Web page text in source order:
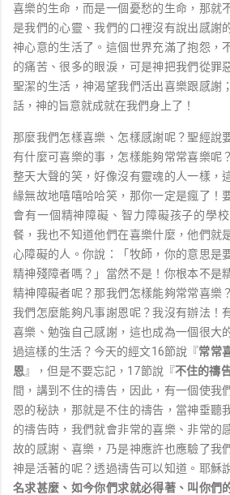
喜樂的生命，而是一個憂愁的生命，那就
是我們的心靈、我們的口裡沒有說出感謝
神心意的生活了。這個世界充滿了抱怨，
的痛苦、很多的眼淚，可是神把我們從罪
聖潔的生活，神渴望我們活出喜樂跟感謝
話，神的旨意就成就在我們身上了！
那麼我們怎樣喜樂、怎樣感謝呢？聖經說
有什麼可喜樂的事，怎樣能夠常常喜樂呢
整天大聲的笑，好像沒有靈魂的人一樣，
緣無故地嘻嘻哈哈笑，那你一定是瘋了！
會有一個精神障礙、智力障礙孩子的學
餐，我也不知道他們在喜樂什麼，他們就
心障礙的人。你說：「牧師，你的意思是
精神殘障者嗎？」當然不是！你根本不是
精神障礙者呢？那我們怎樣能夠常常喜樂
我們怎麼能夠凡事謝恩呢？我沒有辦法！
喜樂、勉強自己感謝，這也成為一個很大
過這樣的生活？今天的經文16節說『常常
恩 』，但是不要忘記，17節說『不住的禱
間，講到不住的禱告，因此，有一個使我
恩的秘訣，那就是不住的禱告，當神垂聽
的禱告時，我們就會非常的喜樂、非常的
故的感謝、喜樂，乃是神應許也應驗了我
神是活著的呢？透過禱告可以知道。耶穌
名求甚麼、如今你們求就必得著、叫你們